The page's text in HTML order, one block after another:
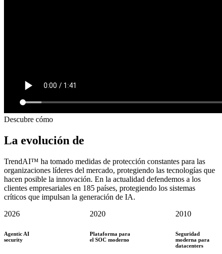
Descubre cómo
La evolución de
TrendAI™ ha tomado medidas de protección constantes para las
organizaciones líderes del mercado, protegiendo las tecnologías que
hacen posible la innovación. En la actualidad defendemos a los
clientes empresariales en 185 países, protegiendo los sistemas
críticos que impulsan la generación de IA.
2026
Agentic AI
security
2020
Plataforma para
el SOC moderno
2010
Seguridad
moderna para
datacenters